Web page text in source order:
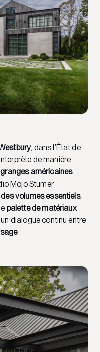
, dans l’État de
de manière
granges américaines
Mojo Stumer
des volumes essentiels,
palette de matériaux
dialogue continu entre
.